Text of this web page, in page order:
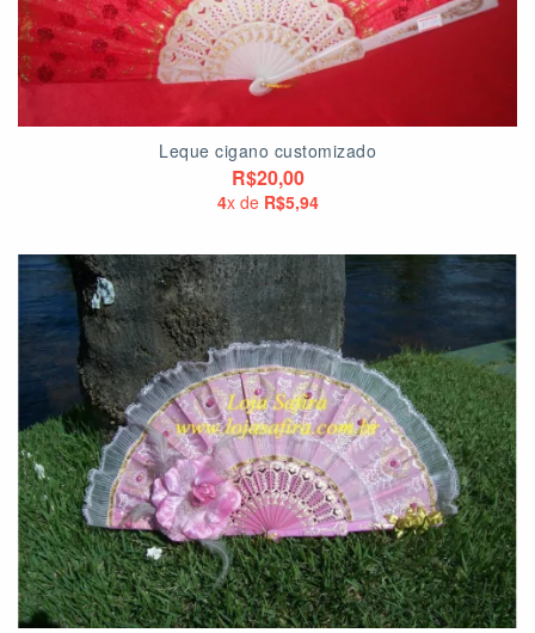
Leque cigano customizado
R$20,00
4x de R$5,94